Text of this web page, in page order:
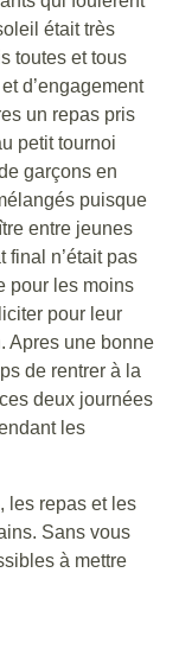
était très
toutes et tous
d’engagement
un repas pris
petit tournoi
garçons en
puisque
entre jeunes
final n’était pas
pour les moins
pour leur
Apres une bonne
de rentrer à la
deux journées
les
les repas et les
Sans vous
à mettre